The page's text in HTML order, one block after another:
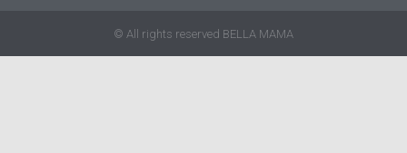
© All rights reserved BELLA MAMA